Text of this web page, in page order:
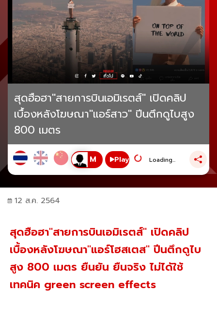
สุดฮือฮา"สายการบินเอมิเรตส์" เปิดคลิป
เบื้องหลังโฆษณา"แอร์สาว" ปีนตึกดูไบสูง
800 เมตร
Play Loading...
12 ส.ค. 2564
สุดฮือฮา"สายการบินเอมิเรตส์" เปิดคลิป
เบื้องหลังโฆษณา"แอร์โฮสเตส" ปีนตึกดูไบ
สูง 800 เมตร ยืนยัน ยืนจริง ไม่ได้ใช้
เทคนิค green screen effects